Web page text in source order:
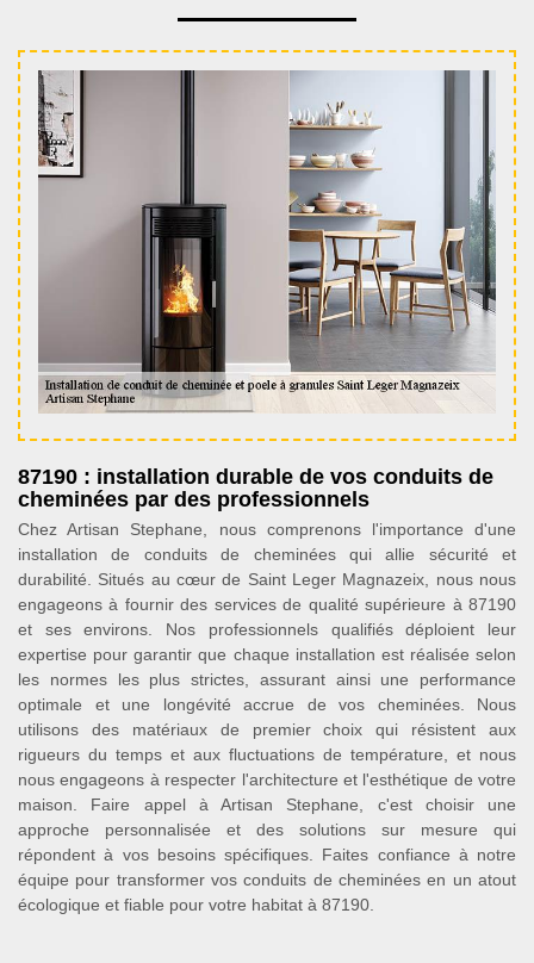
87190 : installation durable de vos conduits de
cheminées par des professionnels
Chez Artisan Stephane, nous comprenons l'importance d'une
installation de conduits de cheminées qui allie sécurité et
durabilité. Situés au cœur de Saint Leger Magnazeix, nous nous
engageons à fournir des services de qualité supérieure à 87190
et ses environs. Nos professionnels qualifiés déploient leur
expertise pour garantir que chaque installation est réalisée selon
les normes les plus strictes, assurant ainsi une performance
optimale et une longévité accrue de vos cheminées. Nous
utilisons des matériaux de premier choix qui résistent aux
rigueurs du temps et aux fluctuations de température, et nous
nous engageons à respecter l'architecture et l'esthétique de votre
maison. Faire appel à Artisan Stephane, c'est choisir une
approche personnalisée et des solutions sur mesure qui
répondent à vos besoins spécifiques. Faites confiance à notre
équipe pour transformer vos conduits de cheminées en un atout
écologique et fiable pour votre habitat à 87190.